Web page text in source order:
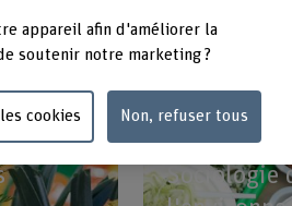
à percer.
Sociologie
appareil afin d'améliorer la
soutenir notre marketing ?
cookies Non, refuser tous